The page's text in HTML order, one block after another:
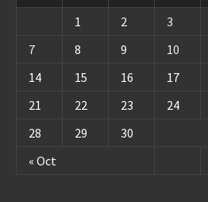
« Oct
1 2 3
7
8 9 10
14
15 16 17
21
22 23 24
28
29 30